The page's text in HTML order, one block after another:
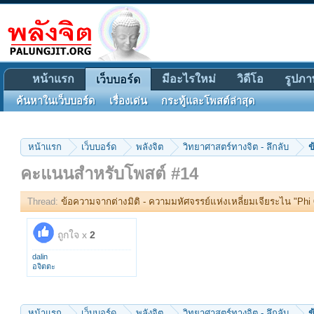
หน้าแรก เว็บบอร์ด พลังจิต วิทยาศาสตร์ทางจิต - ลึกลับ
คะแนนสำหรับโพสต์ #14
Thread: ข้อความจากต่างมิติ - ความมหัศจรรย์แห่งเหลี่ยมเจียระไน "Phi
ถูกใจ x 2
dalin
อจิตตะ
หน้าแรก เว็บบอร์ด
ค้นหาในเว็บบอร์ด เรื่องเด่น กระทู้และโพสต์ล่าสุด
มีอะไรใหม่ วิดีโอ รูปภ